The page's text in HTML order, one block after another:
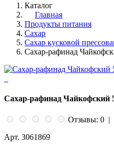
Каталог
Главная
Продукты питания
Сахар
Сахар кусковой
Сахар-рафинад
Сахар-рафинад Чайкофский
Отзывы: 0 |
Арт. 3061869